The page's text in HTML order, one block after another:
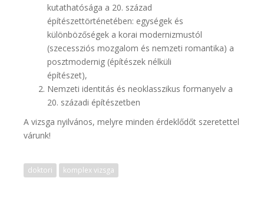
kutathatósága a 20. század
építészettörténetében: egységek és
különbözőségek a korai modernizmustól
(szecessziós mozgalom és nemzeti romantika) a
posztmodernig (építészek nélküli
építészet),
Nemzeti identitás és neoklasszikus formanyelv a
20. századi építészetben
A vizsga nyilvános, melyre minden érdeklődőt szeretettel
várunk!
doktori komplex vizsga